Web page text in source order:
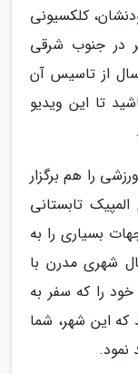
کلکسیونی
در جنوب شرقی
پهناور قرار گرفته و اکنون 218 سال از تاسیس آن
تا این ویدیو
را هم برگزار
تابستانی
بسیاری را به
شهری مدرن با
را که سفر به
که این شهر، شما
نمود.